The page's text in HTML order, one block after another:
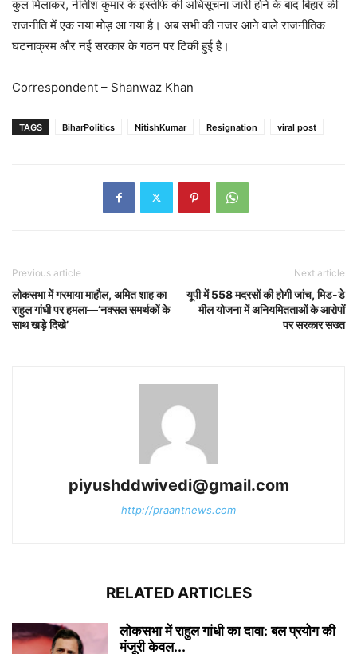
कुल मिलाकर, नीतीश कुमार के इस्तीफे की अधिसूचना जारी होने के बाद बिहार की
राजनीति में एक नया मोड़ आ गया है। अब सभी की नजर आने वाले राजनीतिक
घटनाक्रम और नई सरकार के गठन पर टिकी हुई है।
Correspondent – Shanwaz Khan
TAGS BiharPolitics NitishKumar Resignation viral post
Previous article
लोकसभा में गरमाया माहौल, अमित शाह का
राहुल गांधी पर हमला—‘नक्सल समर्थकों के
साथ खड़े दिखे’
Next article
यूपी में 558 मदरसों की होगी जांच, मिड-डे
मील योजना में अनियमितताओं के आरोपों
पर सरकार सख्त
piyushddwivedi@gmail.com
http://praantnews.com
RELATED ARTICLES
लोकसभा में राहुल गांधी का दावा: बल प्रयोग की
मंजूरी केवल...